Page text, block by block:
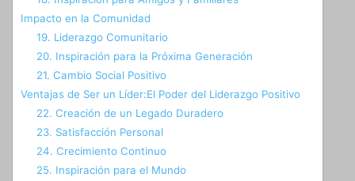
Impacto en la Comunidad
19. Liderazgo Comunitario
20. Inspiración para la Próxima Generación
21. Cambio Social Positivo
Ventajas de Ser un Líder:El Poder del Liderazgo Positivo
22. Creación de un Legado Duradero
23. Satisfacción Personal
24. Crecimiento Continuo
25. Inspiración para el Mundo